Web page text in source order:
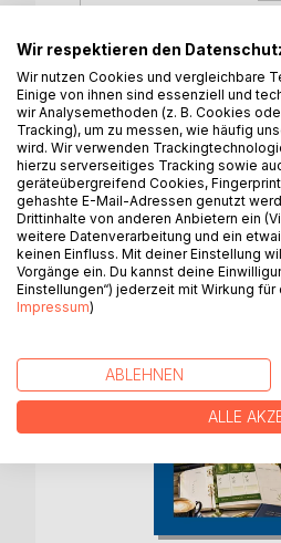
Apreciado lector
En esta obra se
cualidades de la
comensal. Prácticas
restaurantes.
huésped y comensal.
WEITERE
Wir respektieren den
Wir nutzen Cookies und vergleichbare
Einige von ihnen sind essenziell und
wir Analysemethoden (z. B. Cookies
Tracking), um zu messen, wie häufig
wird. Wir verwenden
hierzu serverseitiges Tracking sowie
geräteübergreifend Cookies,
gehashte E-Mail-Adressen genutzt
Drittinhalte von anderen Anbietern ein
weitere Datenverarbeitung und ein
keinen Einfluss. Mit deiner Einstellung
Vorgänge ein. Du kannst deine
Einstellungen“) jederzeit mit Wirkung
Impressum)
ABLEHNEN
ALLE